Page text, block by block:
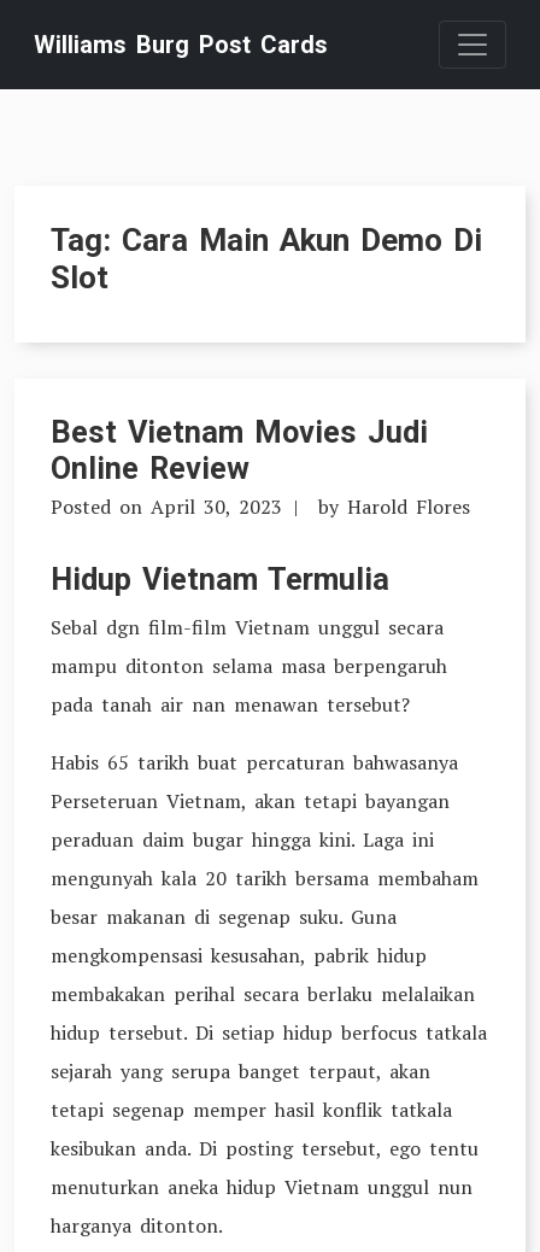
content
Williams Burg Post Cards
Tag: Cara Main Akun Demo Di
Slot
Best Vietnam Movies Judi
Online Review
Posted on April 30, 2023 by Harold Flores
Hidup Vietnam Termulia
Sebal dgn film-film Vietnam unggul secara
mampu ditonton selama masa berpengaruh
pada tanah air nan menawan tersebut?
Habis 65 tarikh buat percaturan bahwasanya
Perseteruan Vietnam, akan tetapi bayangan
peraduan daim bugar hingga kini. Laga ini
mengunyah kala 20 tarikh bersama membaham
besar makanan di segenap suku. Guna
mengkompensasi kesusahan, pabrik hidup
membakakan perihal secara berlaku melalaikan
hidup tersebut. Di setiap hidup berfocus tatkala
sejarah yang serupa banget terpaut, akan
tetapi segenap memper hasil konflik tatkala
kesibukan anda. Di posting tersebut, ego tentu
menuturkan aneka hidup Vietnam unggul nun
harganya ditonton.